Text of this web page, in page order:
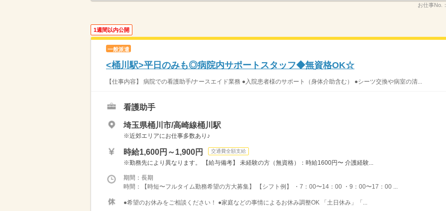
お仕事No.：
1週間以内公開
一般派遣
<桶川駅>平日のみも◎病院内サポートスタッフ◆無資格OK☆
【仕事内容】 病院での看護助手/ナースエイド業務 ●入院患者様のサポート（身体介助含む） ●シーツ交換や病室の清...
看護助手
埼玉県桶川市/高崎線桶川駅
※近郊エリアにお仕事多数あり♪
時給1,600円～1,900円 交通費全額支給
※勤務先により異なります。 【給与備考】 未経験の方（無資格）：時給1600円〜 介護経験...
期間：長期
時間：【時短〜フルタイム勤務希望の方大募集】 【シフト例】 ・7：00〜14：00 ・9：00〜17：00 ...
●希望のお休みをご相談ください！ ●家庭などの事情によるお休み調整OK 「土日休み」「...